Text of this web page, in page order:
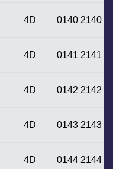
4D 0140 2140
4D 0141 2141
4D 0142 2142
4D 0143 2143
4D 0144 2144